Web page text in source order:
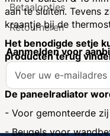
aan te sluiten. Tevens
kraantje bij de
Het benodigde setje
producten terug
De paneelradiator
- Voor gemonteerde
- Beugels voor
Betaalopties
Retourneren
Aanmelden voor
A
o
e